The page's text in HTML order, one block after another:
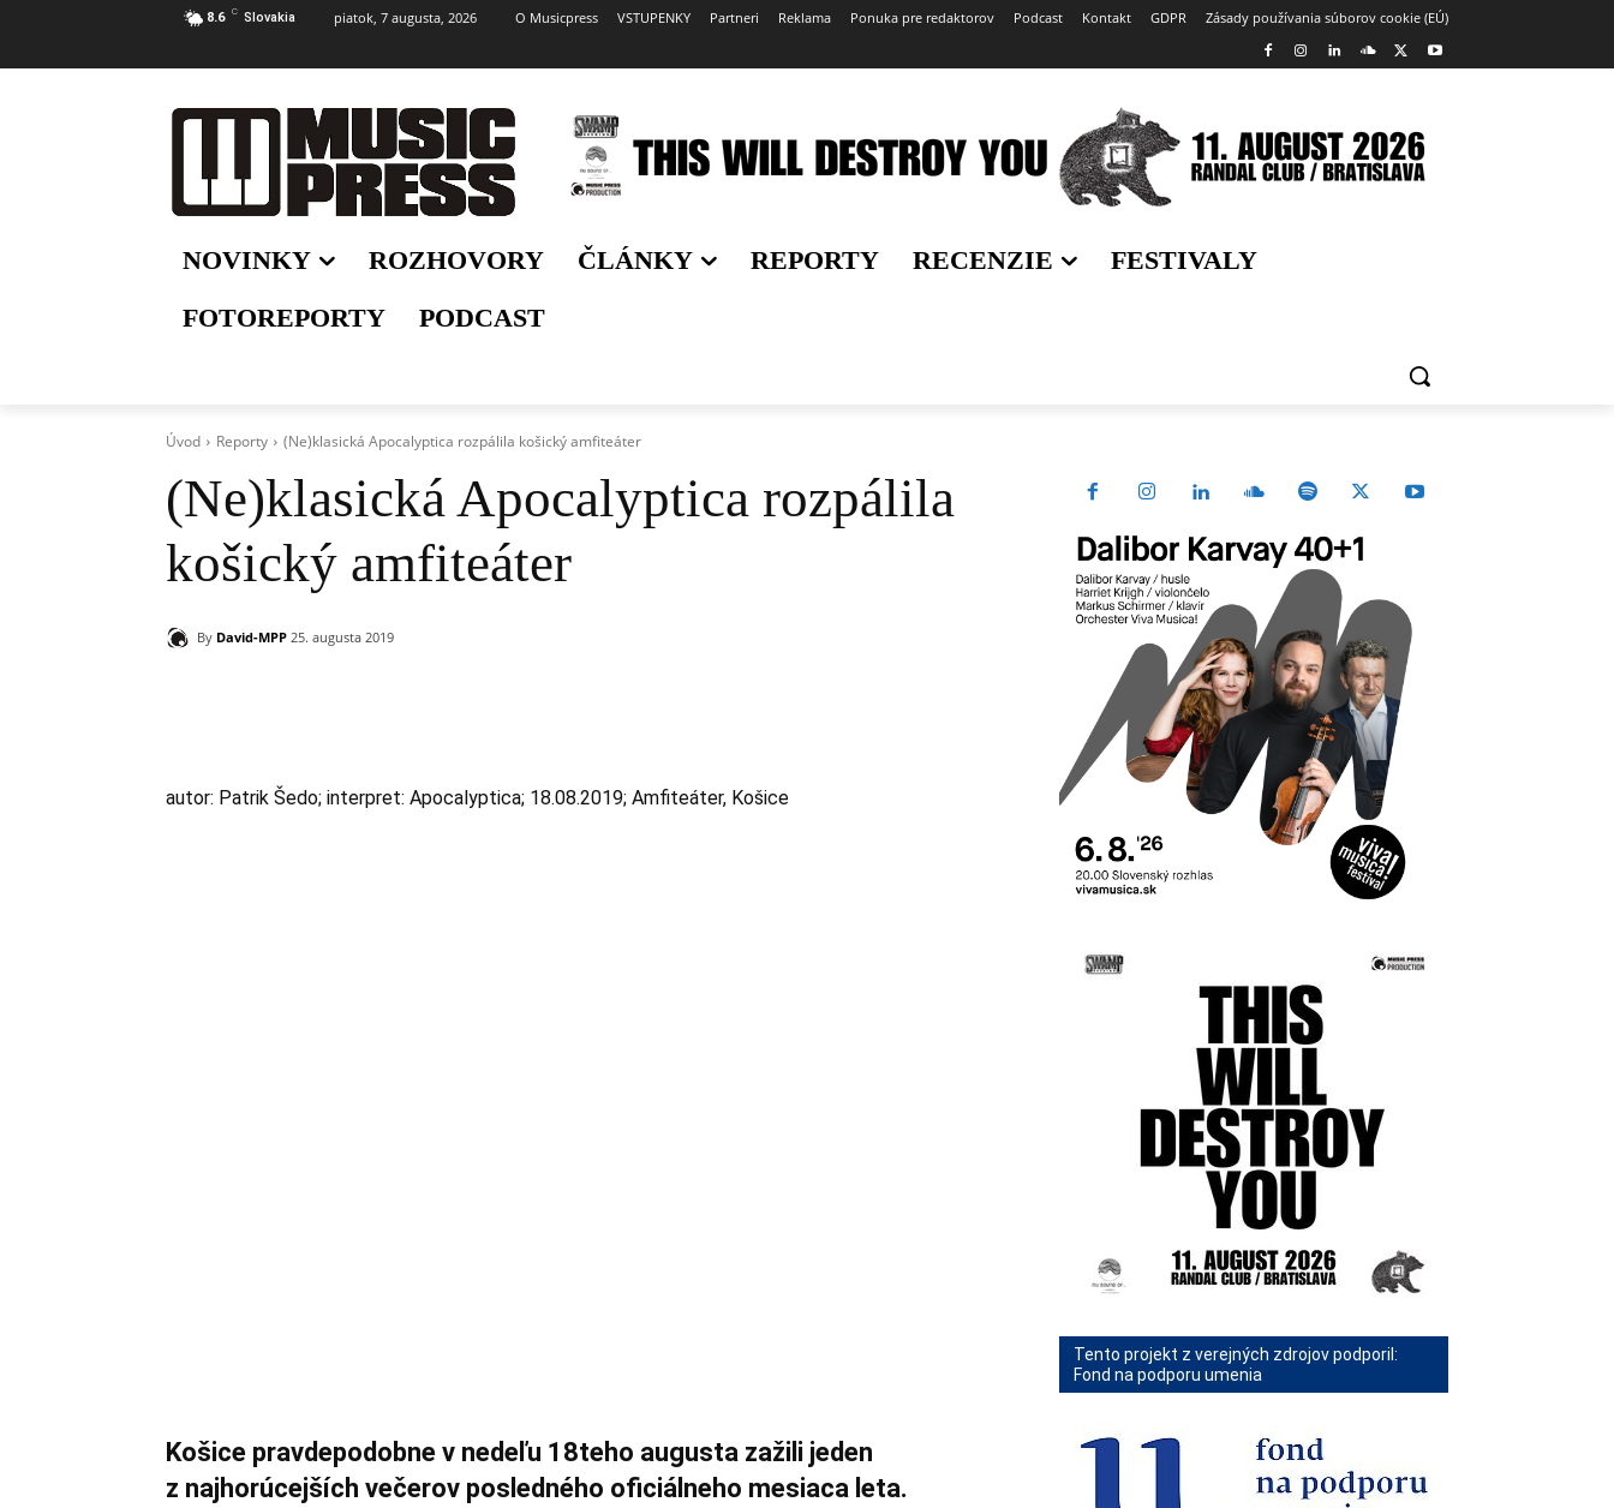
8.6 C Slovakia piatok, 7 augusta, 2026 O Musicpress VSTUPENKY Partneri Reklama Ponuka pre redaktorov Podcast Kontakt GDPR Zásady používania súborov cookie (EÚ)
NOVINKY ROZHOVORY ČLÁNKY REPORTY RECENZIE
FESTIVALY
FOTOREPORTY
PODCAST
Úvod Reporty (Ne)klasická Apocalyptica rozpálila košický amfiteáter
(Ne)klasická Apocalyptica rozpálila
košický amfiteáter
By David-MPP 25. augusta 2019
autor: Patrik Šedo; interpret: Apocalyptica; 18.08.2019; Amfiteáter, Košice
Košice pravdepodobne v nedeľu 18teho augusta zažili jeden
z najhorúcejších večerov posledného oficiálneho mesiaca leta.
Tento projekt z verejných zdrojov podporil:
Fond na podporu umenia